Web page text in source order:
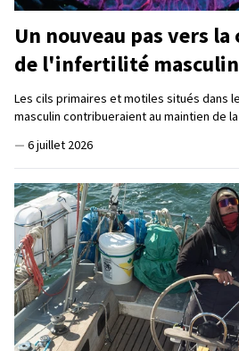
Un nouveau pas vers
de l'infertilité
Les cils primaires et motiles situés dans
masculin contribueraient au maintien de
— 6 juillet 2026